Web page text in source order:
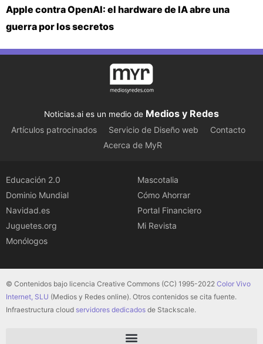
Apple contra OpenAI: el hardware de IA abre una
guerra por los secretos
Noticias.ai es un medio de Medios y Redes
Artículos patrocinados Servicio de Diseño web
Contacto
Acerca de MyR
Educación 2.0
Dominio Mundial
Navidad.es
Juguetes.org
Monólogos
Mascotalia
Cómo Ahorrar
Portal Financiero
Mi Revista
© Contenidos bajo licencia Creative Commons (CC) 1995-2022 Color Vivo
Internet, SLU (Medios y Redes online). Otros contenidos se cita fuente.
Infraestructura cloud servidores dedicados de Stackscale.